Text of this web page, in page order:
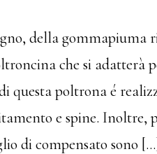
della gommapiuma
che si adatterà
questa poltrona é
e spine. Inoltre,
di compensato sono […]